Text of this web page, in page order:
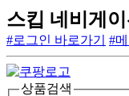
스킵 네비게이
#로그인 바로가기 #
상품검색